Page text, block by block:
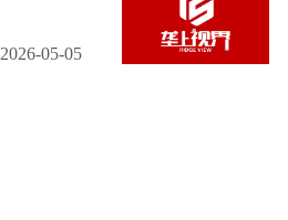
2026-05-05